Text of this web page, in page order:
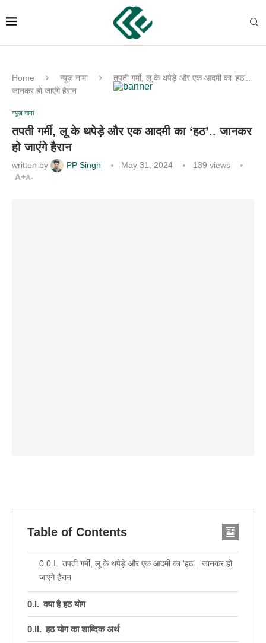
Home न्यूज़ नामा
तपती गर्मी, लू के थपेड़े और एक आदमी का ‘हठ’..
जानकर हो जाएंगे हैरान
न्यूज़ नामा
तपती गर्मी, लू के थपेड़े और एक आदमी का ‘हठ’.. जानकर
हो जाएंगे हैरान
written by PP Singh May 31, 2024 139 views
A+A-
Table of Contents
तपती गर्मी, लू के थपेड़े और एक आदमी का ‘हठ’.. जानकर हो
जाएंगे हैरान
क्या है हठ योग
हठ योग का शाब्दिक अर्थ